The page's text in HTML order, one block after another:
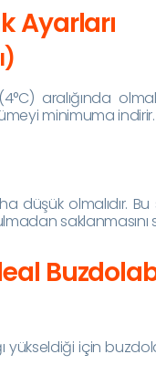
Ayarları
aralığında
minimuma indirir.
düşük olmalıdır.
saklanmasını
yükseldiği için